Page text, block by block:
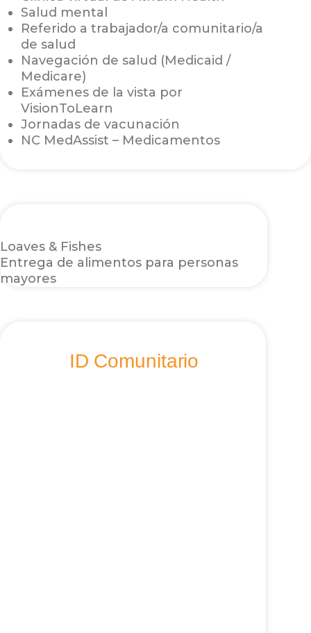
Salud mental
Referido a trabajador/a comunitario/a
de salud
Navegación de salud (Medicaid /
Medicare)
Exámenes de la vista por
VisionToLearn
Jornadas de vacunación
NC MedAssist – Medicamentos
Loaves & Fishes
Entrega de alimentos para personas
mayores
ID Comunitario